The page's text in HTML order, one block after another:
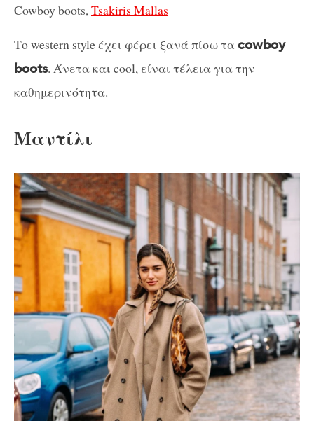
Cowboy boots, Tsakiris Mallas
Το western style έχει φέρει ξανά πίσω ταcowboy
boots. Άνετα και cool, είναι τέλεια για την
καθημερινότητα.
Μαντίλι